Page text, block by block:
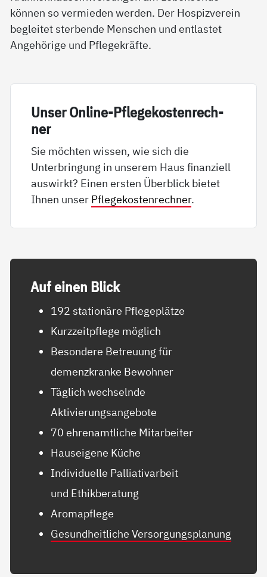
können so vermieden werden. Der Hospizverein
begleitet sterbende Menschen und entlastet
Angehörige und Pflegekräfte.
Un­ser On­li­ne-Pf­le­ge­kos­ten­rech­
ner
Sie möchten wissen, wie sich die
Unterbringung in unserem Haus finanziell
auswirkt? Einen ersten Überblick bietet
Ihnen unser Pflegekostenrechner.
Auf ei­nen Blick
192 stationäre Pflegeplätze
Kurzzeitpflege möglich
Besondere Betreuung für
demenzkranke Bewohner
Täglich wechselnde
Aktivierungsangebote
70 ehrenamtliche Mitarbeiter
Hauseigene Küche
Individuelle Palliativarbeit
und Ethikberatung
Aromapflege
Gesundheitliche Versorgungsplanung